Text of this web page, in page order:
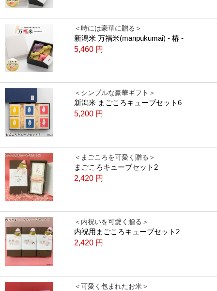
＜時には豪華に贈る＞
新潟米 万福米(manpukumai) - 椿 -
5,460 円
＜シンプルな豪華ギフト＞
新潟米 まごころキューブセット6
5,200 円
＜まごころを可愛く贈る＞
まごころキューブセット2
2,420 円
＜内祝いを可愛く贈る＞
内祝用まごころキューブセット2
2,420 円
＜可愛く包まれたお米＞